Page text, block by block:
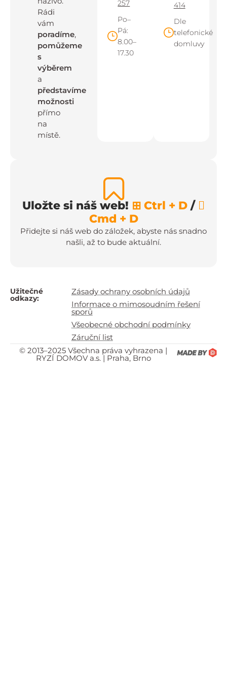
Rádi
vám
poradíme,
pomůžeme
s
výběrem
a
představíme
možnosti
přímo
na
místě.
257
Po–
Pá:
8.00–
17.30
414
Dle
telefonické
domluvy
Uložte si náš web! ⊞ Ctrl + D / 
Cmd + D
Přidejte si náš web do záložek, abyste nás snadno
našli, až to bude aktuální.
Užitečné
odkazy:
Zásady ochrany osobních údajů
Informace o mimosoudním řešení
sporů
Všeobecné obchodní podmínky
Záruční list
© 2013–2025 Všechna práva vyhrazena |
RYZÍ DOMOV a.s. | Praha, Brno